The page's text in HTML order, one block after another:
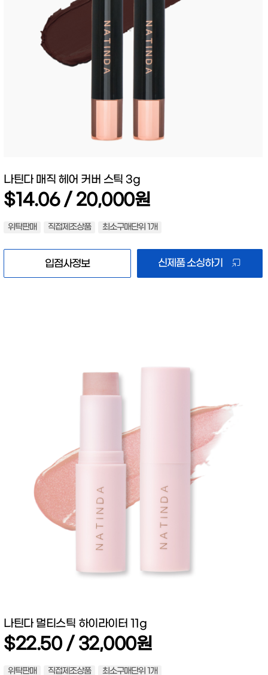
나틴다 매직 헤어 커버 스틱 3g
$14.06 / 20,000원
위탁판매 직접제조상품 최소구매단위 1개
입점사정보 신제품 소싱하기
나틴다 멀티스틱 하이라이터 11g
$22.50 / 32,000원
위탁판매 직접제조상품 최소구매단위 1개